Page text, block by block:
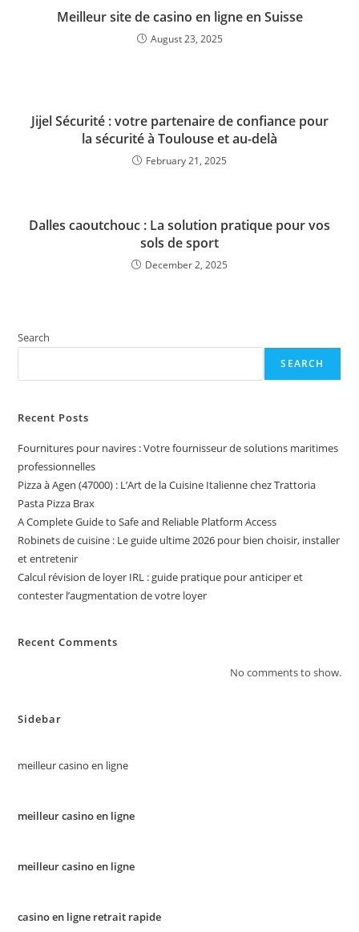
Meilleur site de casino en ligne en Suisse
August 23, 2025
Jijel Sécurité : votre partenaire de confiance pour
la sécurité à Toulouse et au-delà
February 21, 2025
Dalles caoutchouc : La solution pratique pour vos
sols de sport
December 2, 2025
Search
SEARCH
Recent Posts
Fournitures pour navires : Votre fournisseur de solutions maritimes
professionnelles
Pizza à Agen (47000) : L’Art de la Cuisine Italienne chez Trattoria
Pasta Pizza Brax
A Complete Guide to Safe and Reliable Platform Access
Robinets de cuisine : Le guide ultime 2026 pour bien choisir, installer
et entretenir
Calcul révision de loyer IRL : guide pratique pour anticiper et
contester l’augmentation de votre loyer
Recent Comments
No comments to show.
Sidebar
meilleur casino en ligne
meilleur casino en ligne
meilleur casino en ligne
casino en ligne retrait rapide